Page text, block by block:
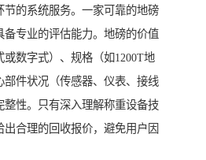
节的系统服务。一家可靠的地磅
备专业的评估能力。地磅的价值
数字式）、规格（如1200T地
部件状况（传感器、仪表、接线
整性。只有深入理解称重设备技
合理的回收报价，避免用户因